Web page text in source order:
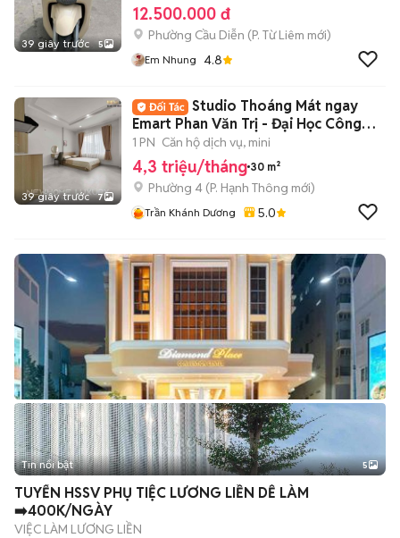
39 giây trước 5
12.500.000 đ
Phường Cầu Diễn (P. Từ Liêm mới)
Em Nhung 4.8
39 giây trước 7
Studio Thoáng Mát ngay
Emart Phan Văn Trị - Đại Học Công
Nghiệp
1 PN Căn hộ dịch vụ, mini
4,3 triệu/tháng 30 m²
Phường 4 (P. Hạnh Thông mới)
Trần Khánh Dương 5.0
Tin nổi bật 5
TUYỂN HSSV PHỤ TIỆC LƯƠNG LIỀN DỄ LÀM
➡️400K/NGÀY
VIỆC LÀM LƯƠNG LIỀN